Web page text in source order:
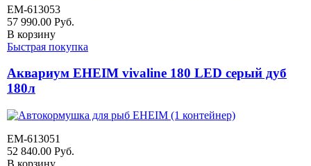
EM-613053
57 990.00 Руб.
В корзину
Быстрая покупка
Аквариум EHEIM vivaline 180 LED серый дуб
180л
EM-613051
52 840.00 Руб.